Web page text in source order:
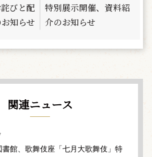
びと配
知らせ
特別展示開催、資料紹
介のお知らせ
関連ニュース
書館、歌舞伎座「七月大歌舞伎」特